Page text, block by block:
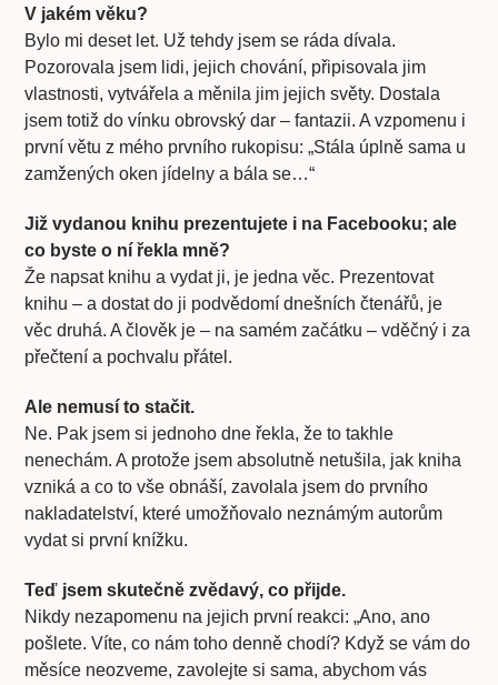
V jakém věku?
Bylo mi deset let. Už tehdy jsem se ráda dívala.
Pozorovala jsem lidi, jejich chování, připisovala jim
vlastnosti, vytvářela a měnila jim jejich světy. Dostala
jsem totiž do vínku obrovský dar – fantazii. A vzpomenu i
první větu z mého prvního rukopisu: „Stála úplně sama u
zamžených oken jídelny a bála se…“
Již vydanou knihu prezentujete i na Facebooku; ale
co byste o ní řekla mně?
Že napsat knihu a vydat ji, je jedna věc. Prezentovat
knihu – a dostat do ji podvědomí dnešních čtenářů, je
věc druhá. A člověk je – na samém začátku – vděčný i za
přečtení a pochvalu přátel.
Ale nemusí to stačit.
Ne. Pak jsem si jednoho dne řekla, že to takhle
nenechám. A protože jsem absolutně netušila, jak kniha
vzniká a co to vše obnáší, zavolala jsem do prvního
nakladatelství, které umožňovalo neznámým autorům
vydat si první knížku.
Teď jsem skutečně zvědavý, co přijde.
Nikdy nezapomenu na jejich první reakci: „Ano, ano
pošlete. Víte, co nám toho denně chodí? Když se vám do
měsíce neozveme, zavolejte si sama, abychom vás